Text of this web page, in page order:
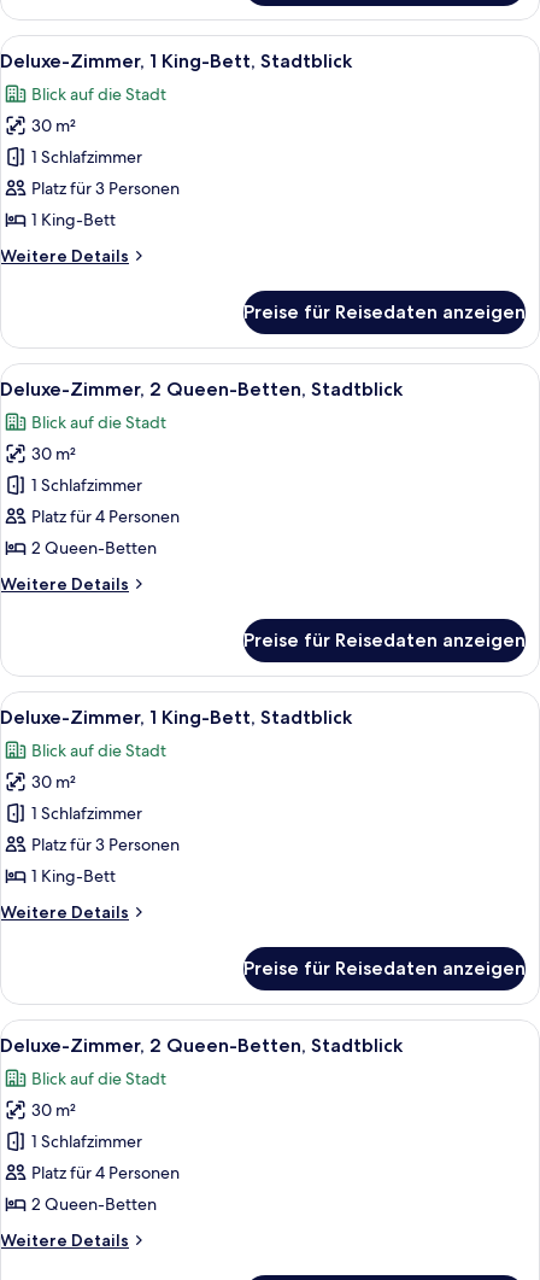
Zimmer,
2 Queen-
Betten
Alle
Fotos
für
Deluxe-
Zimmer,
1 King-
Bett,
anzeigen
Ein Hotelzimmer mit einem großen
5
Deluxe-Zimmer, 1 King-Bett, Stadtblick
Blick auf die Stadt
30 m²
1 Schlafzimmer
Platz für 3 Personen
1 King-Bett
Weitere Details
Weitere
Zimmer,
1 King-
Bett,
Preise für Reisedaten anzeigen
Alle
Fotos
für
Deluxe-
Zimmer,
2 Queen-
Betten,
anzeigen
Ein Hotelzimmer mit zwei Betten,
4
Deluxe-Zimmer, 2 Queen-Betten, Stadtblick
Blick auf die Stadt
30 m²
1 Schlafzimmer
Platz für 4 Personen
2 Queen-Betten
Weitere Details
Weitere
Zimmer,
2 Queen-
Betten,
Preise für Reisedaten anzeigen
Alle
Fotos
für
Deluxe-
Zimmer,
1 King-
Bett,
anzeigen
Ein Hotelzimmer mit einem großen
5
Deluxe-Zimmer, 1 King-Bett, Stadtblick
Blick auf die Stadt
30 m²
1 Schlafzimmer
Platz für 3 Personen
1 King-Bett
Weitere Details
Weitere
Zimmer,
1 King-
Bett,
Preise für Reisedaten anzeigen
Alle
Fotos
für
Deluxe-
Zimmer,
2 Queen-
Betten,
anzeigen
Ein Hotelzimmer mit zwei Betten,
5
Deluxe-Zimmer, 2 Queen-Betten, Stadtblick
Blick auf die Stadt
30 m²
1 Schlafzimmer
Platz für 4 Personen
2 Queen-Betten
Weitere Details
Weitere